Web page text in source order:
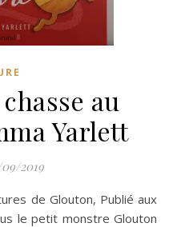
au
Yarlett
2019
le petit monstre Glouton